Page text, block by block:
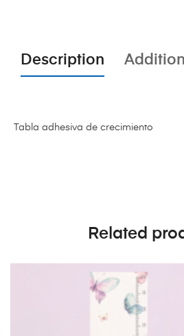
Description
Tabla adhesiva de crecimiento
Related